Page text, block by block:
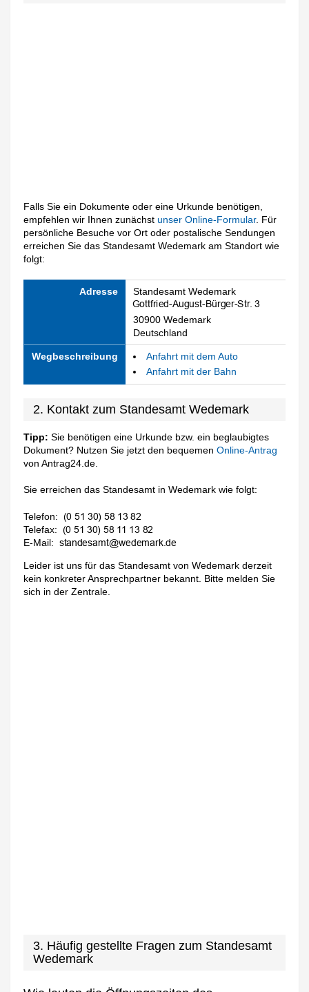
Falls Sie ein Dokumente oder eine Urkunde benötigen,
empfehlen wir Ihnen zunächstunser Online-Formular. Für
persönliche Besuche vor Ort oder postalische Sendungen
erreichen Sie das Standesamt Wedemark am Standort wie
folgt:
Adresse Standesamt Wedemark
30900 Wedemark
Deutschland
Wegbeschreibung
Anfahrt mit dem Auto
Anfahrt mit der Bahn
2. Kontakt zum Standesamt Wedemark
Tipp: Sie benötigen eine Urkunde bzw. ein beglaubigtes
Dokument? Nutzen Sie jetzt den bequemenOnline-Antrag
von Antrag24.de.
Sie erreichen das Standesamt in Wedemark wie folgt:
Telefon:
Telefax:
E-Mail:
Leider ist uns für das Standesamt von Wedemark derzeit
kein konkreter Ansprechpartner bekannt. Bitte melden Sie
sich in der Zentrale.
3. Häufig gestellte Fragen zum Standesamt
Wedemark